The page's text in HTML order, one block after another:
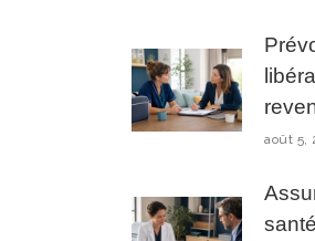
août 5,